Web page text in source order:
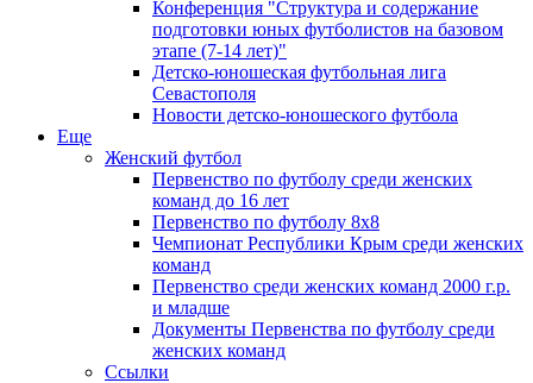
Конференция "Структура и содержание
подготовки юных футболистов на базовом
этапе (7-14 лет)"
Детско-юношеская футбольная лига
Севастополя
Новости детско-юношеского футбола
Еще
Женский футбол
Первенство по футболу среди женских
команд до 16 лет
Первенство по футболу 8х8
Чемпионат Республики Крым среди женских
команд
Первенство среди женских команд 2000 г.р.
и младше
Документы Первенства по футболу среди
женских команд
Ссылки